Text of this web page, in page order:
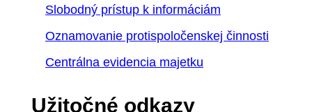
Slobodný prístup k informáciám
Oznamovanie protispoločenskej činnosti
Centrálna evidencia majetku
Užitočné odkazy